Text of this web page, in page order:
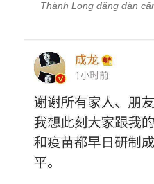
Thành Long đăng đàn